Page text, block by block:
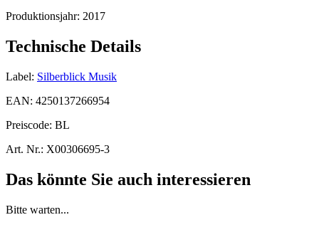
Produktionsjahr: 2017
Technische Details
Label: Silberblick Musik
EAN: 4250137266954
Preiscode: BL
Art. Nr.: X00306695-3
Das könnte Sie auch interessieren
Bitte warten...